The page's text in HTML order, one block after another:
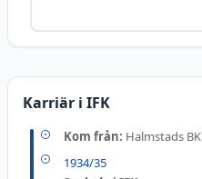
Karriär i IFK
Kom från: Halmstads BK
1934/35